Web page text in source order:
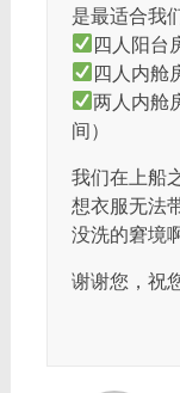
是最适合我
四人阳台
四人内舱
两人内舱
间）
我们在上船
想衣服无法
没洗的窘境
谢谢您，祝